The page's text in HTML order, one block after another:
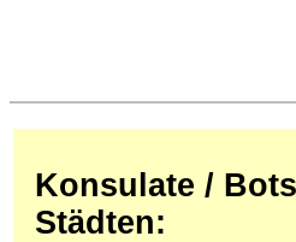
Konsulate /
Städten: